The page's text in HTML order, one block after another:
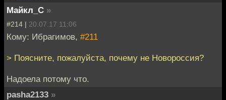
Майкл_С »
#214 | 20.07.17 11:06
Кому: Ибрагимов, #211
> Поясните, пожалуйста, почему не Новороссия?
Надоела потому что.
pasha2133 »